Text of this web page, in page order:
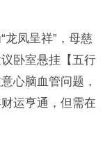
龙凤呈祥”，母慈
卧室悬挂【五行
心脑血管问题，
运亨通，但需在